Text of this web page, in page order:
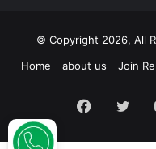
© Copyright 2026, All
Home
about us Join